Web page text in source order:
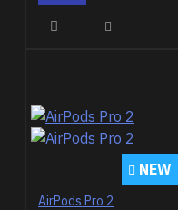
NEW
AirPods Pro 2